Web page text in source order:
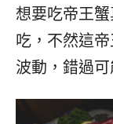
想要吃帝王
吃，不然這
波動，錯過